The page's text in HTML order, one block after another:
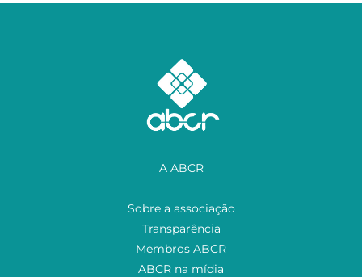
A ABCR
Sobre a associação
Transparência
Membros ABCR
ABCR na mídia